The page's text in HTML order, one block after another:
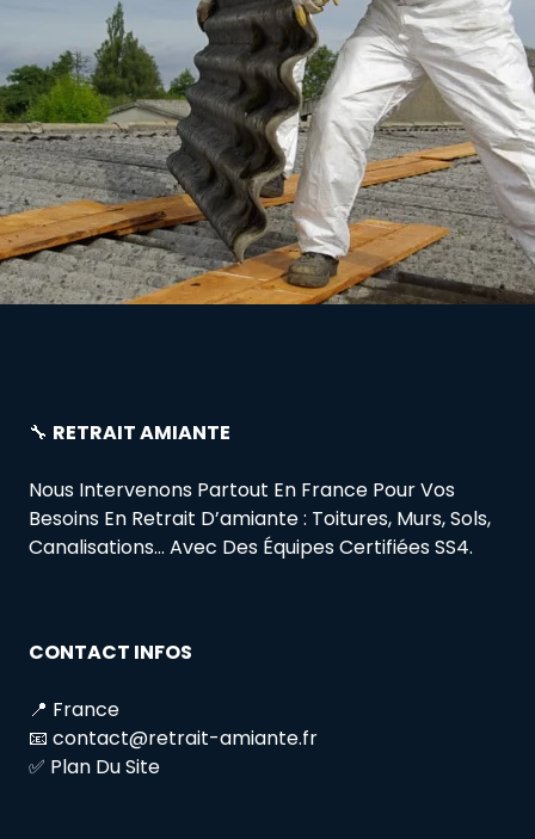
🔧 RETRAIT AMIANTE
Nous Intervenons Partout En France Pour Vos
Besoins En Retrait D’amiante : Toitures, Murs, Sols,
Canalisations… Avec Des Équipes Certifiées SS4.
CONTACT INFOS
📍 France
📧 contact@retrait-amiante.fr
✅ Plan Du Site